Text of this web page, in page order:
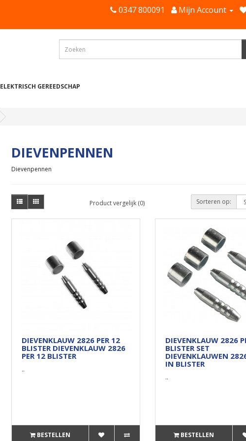
0347 800091 Mijn Account
ELEKTRISCH GEREEDSCHAP
DIEVENPENNEN
Dievenpennen
Product vergelijk (0) Sorteren op:
DIEVENKLAUW 2826 PER 12
BLISTER DIEVENKLAUW 2826
PER 12 BLISTER
..
BESTELLEN
DIEVENKLAUW 2826
BLISTER SET
DIEVENKLAUWEN
IN BLISTER
..
BESTELLEN